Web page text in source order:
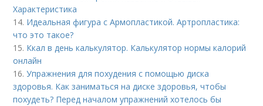
Характеристика
14. Идеальная фигура с Армопластикой. Артропластика:
что это такое?
15. Ккал в день калькулятор. Калькулятор нормы калорий
онлайн
16.Упражнения для похудения с помощью диска
здоровья. Как заниматься на диске здоровья, чтобы
похудеть? Перед началом упражнений хотелось бы